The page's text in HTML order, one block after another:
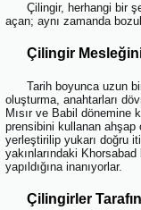
Çilingir, herhangi bir
açan; aynı zamanda
Çilingir
Tarih boyunca uzun bir
oluşturma, anahtarları
Mısır ve Babil dönemine
prensibini kullanan ahşap
yerleştirilip yukarı doğru
yakınlarındaki
yapıldığına inanıyorlar.
Çilingirler